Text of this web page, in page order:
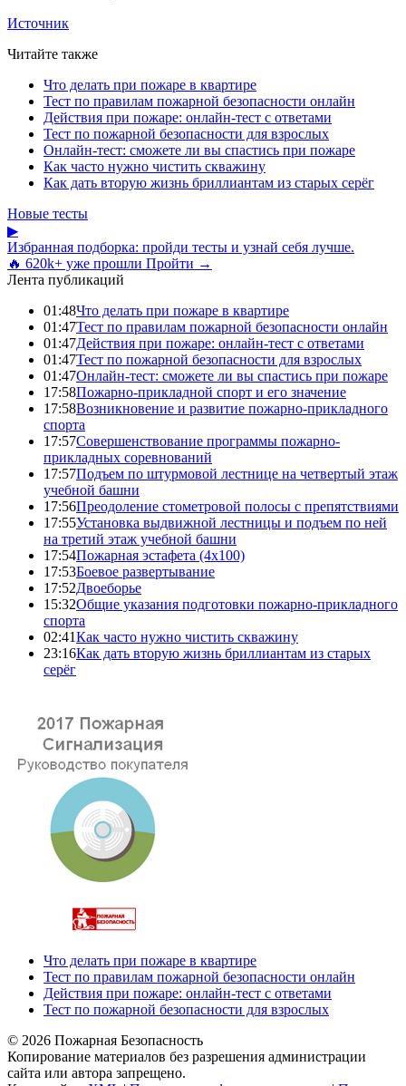
Источник
Читайте также
Что делать при пожаре в квартире
Тест по правилам пожарной безопасности онлайн
Действия при пожаре: онлайн-тест с ответами
Тест по пожарной безопасности для взрослых
Онлайн-тест: сможете ли вы спастись при пожаре
Как часто нужно чистить скважину
Как дать вторую жизнь бриллиантам из старых серёг
Новые тесты
▶
Избранная подборка: пройди тесты и узнай себя лучше.
🔥 620k+ уже прошли Пройти →
Лента публикаций
01:48Что делать при пожаре в квартире
01:47Тест по правилам пожарной безопасности онлайн
01:47Действия при пожаре: онлайн-тест с ответами
01:47Тест по пожарной безопасности для взрослых
01:47Онлайн-тест: сможете ли вы спастись при пожаре
17:58Пожарно-прикладной спорт и его значение
17:58Возникновение и развитие пожарно-прикладного
спорта
17:57Совершенствование программы пожарно-
прикладных соревнований
17:57Подъем по штурмовой лестнице на четвертый этаж
учебной башни
17:56Преодоление стометровой полосы с препятствиями
17:55Установка выдвижной лестницы и подъем по ней
на третий этаж учебной башни
17:54Пожарная эстафета (4x100)
17:53Боевое развертывание
17:52Двоеборье
15:32Общие указания подготовки пожарно-прикладного
спорта
02:41Как часто нужно чистить скважину
23:16Как дать вторую жизнь бриллиантам из старых
серёг
Что делать при пожаре в квартире
Тест по правилам пожарной безопасности онлайн
Действия при пожаре: онлайн-тест с ответами
Тест по пожарной безопасности для взрослых
© 2026 Пожарная Безопасность
Копирование материалов без разрешения администрации
сайта или автора запрещено.